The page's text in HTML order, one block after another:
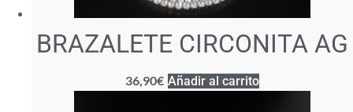
BRAZALETE CIRCONITA AG
36,90€ Añadir al carrito